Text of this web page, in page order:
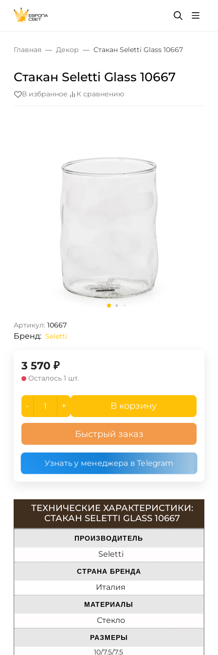
Главная Декор Стакан Seletti Glass 10667
Стакан Seletti Glass 10667
В избранное К сравнению
Артикул: 10667
Бренд: Seletti
3 570 ₽
Осталось 1 шт.
- + В корзину
Быстрый заказ
Узнать у менеджера в Telegram
ТЕХНИЧЕСКИЕ ХАРАКТЕРИСТИКИ:
СТАКАН SELETTI GLASS 10667
ПРОИЗВОДИТЕЛЬ
Seletti
СТРАНА БРЕНДА
Италия
МАТЕРИАЛЫ
Стекло
РАЗМЕРЫ
10/7.5/7.5